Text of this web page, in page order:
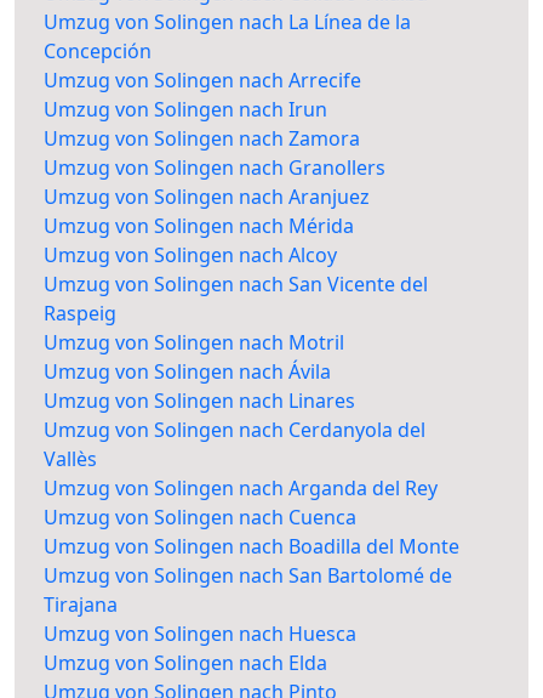
Umzug von Solingen nach La Línea de la
Concepción
Umzug von Solingen nach Arrecife
Umzug von Solingen nach Irun
Umzug von Solingen nach Zamora
Umzug von Solingen nach Granollers
Umzug von Solingen nach Aranjuez
Umzug von Solingen nach Mérida
Umzug von Solingen nach Alcoy
Umzug von Solingen nach San Vicente del
Raspeig
Umzug von Solingen nach Motril
Umzug von Solingen nach Ávila
Umzug von Solingen nach Linares
Umzug von Solingen nach Cerdanyola del
Vallès
Umzug von Solingen nach Arganda del Rey
Umzug von Solingen nach Cuenca
Umzug von Solingen nach Boadilla del Monte
Umzug von Solingen nach San Bartolomé de
Tirajana
Umzug von Solingen nach Huesca
Umzug von Solingen nach Elda
Umzug von Solingen nach Pinto